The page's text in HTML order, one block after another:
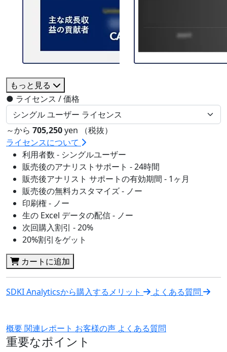
もっと見る
● ライセンス / 価格
～から 705,250yen （税抜）
ライセンスについて
利用者数 - シングルユーザー
販売後のアナリストサポート - 24時間
販売後アナリスト サポートの有効期間 - 1ヶ月
販売後の無料カスタマイズ - ノー
印刷権 - ノー
生の Excel データの配信 - ノー
次回購入割引 - 20%
20%割引をゲット
カートに追加
SDKI Analyticsから購入するメリット よくある質問
概要関連レポート お客様の声 よくある質問
重要なポイント